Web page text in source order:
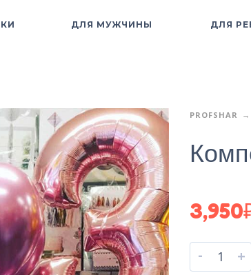
ДЛЯ МУЖЧИНЫ ДЛЯ
PROFSHAR
3,950
- +